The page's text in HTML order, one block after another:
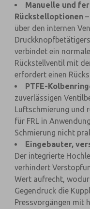
Manuelle und
Rückstelloptionen
über den internen
verbindet ein
Rückstellventil mit
erfordert einen
PTFE-
zuverlässigen
Luftschmierung und
für FRL in
Schmierung nicht
Eingebauter,
Der integrierte
verhindert
Wert aufrecht,
Gegendruck die
Pressvorgängen mit